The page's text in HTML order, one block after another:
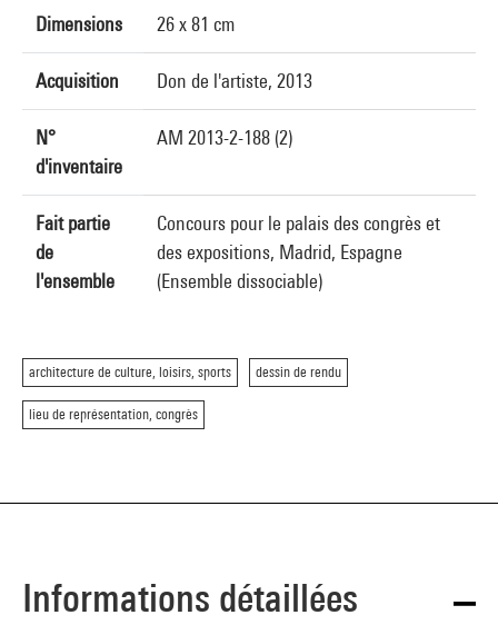
Dimensions 26 x 81 cm
Acquisition Don de l'artiste, 2013
N°
d'inventaire
AM 2013-2-188 (2)
Fait partie
de
l'ensemble
Concours pour le palais des congrès et
des expositions, Madrid, Espagne
(Ensemble dissociable)
architecture de culture, loisirs, sports dessin de rendu
lieu de représentation, congrès
Informations détaillées